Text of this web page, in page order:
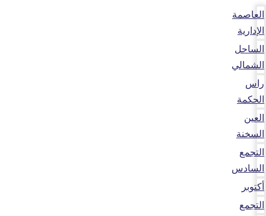
العاصمة
الإدارية
الساحل
الشمالي
راس
الحكمة
العين
السخنة
التجمع
السادس
أكتوبر
التجمع